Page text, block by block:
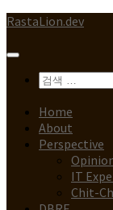
Skip
content
RastaLion.dev
검
Home
About
Perspective
IT
Chit-